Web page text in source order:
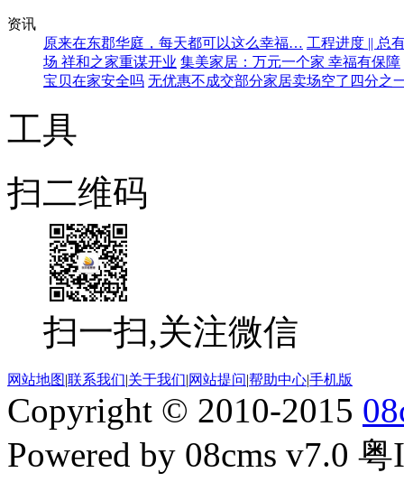
资讯
原来在东郡华庭，每天都可以这么幸福… 工程进度 || 总
场 祥和之家重谋开业 集美家居：万元一个家 幸福有保障
宝贝在家安全吗 无优惠不成交部分家居卖场空了四分之
工具
扫二维码
扫一扫,关注微信
网站地图|联系我们|关于我们|网站提问|帮助中心|手机版
Copyright © 2010-2015
Powered by 08cms v7.0